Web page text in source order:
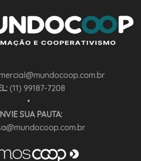
(11) 99187-7208
•
SUA PAUTA: